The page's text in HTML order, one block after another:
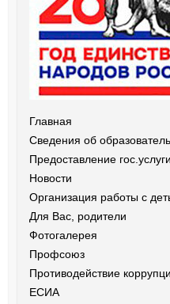
Главная
Сведения об
Предоставление
Новости
Организация работы с
Для Вас, родители
Фотогалерея
Профсоюз
Противодействие
ЕСИА